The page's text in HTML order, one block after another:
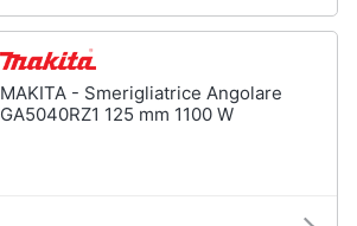
MAKITA - Smerigliatrice Angolare
GA5040RZ1 125 mm 1100 W